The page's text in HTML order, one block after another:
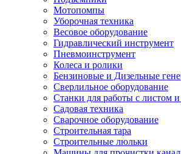
Мотопомпы
Уборочная техника
Весовое оборудование
Гидравлический инструмент
Пневмоинструмент
Колеса и ролики
Бензиновые и Дизельные
Сверлильное оборудование
Станки для работы с листом
Садовая техника
Сварочное оборудование
Строительная тара
Строительные люльки